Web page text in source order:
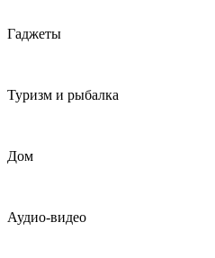
Гаджеты
Туризм и рыбалка
Дом
Аудио-видео